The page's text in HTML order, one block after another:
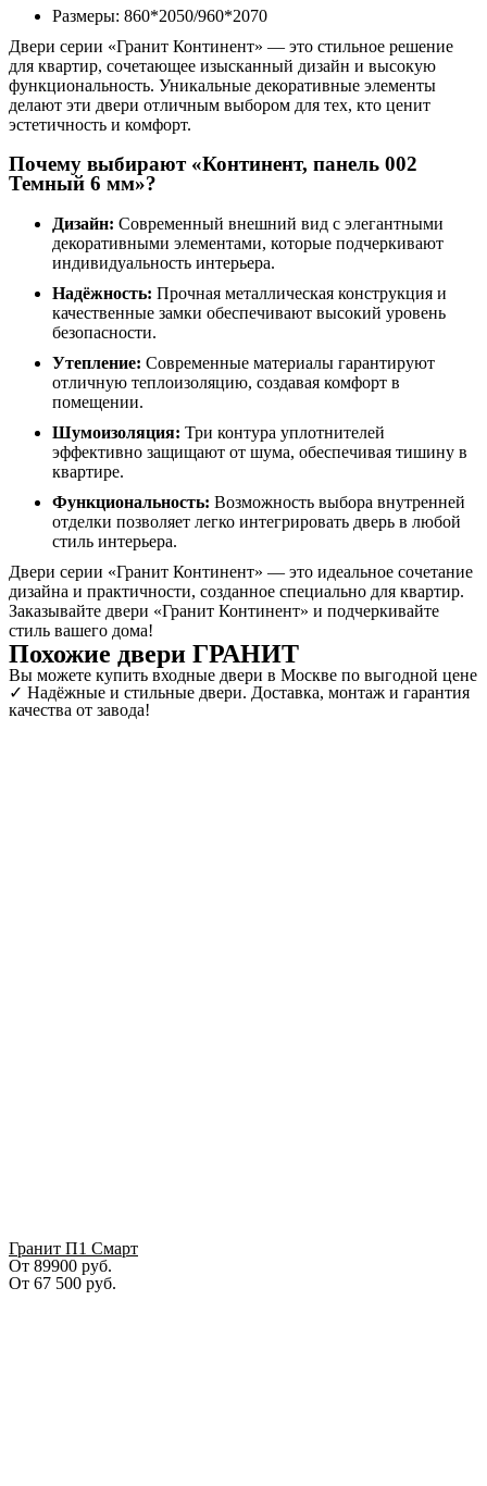
Размеры: 860*2050/960*2070
Двери серии «Гранит Континент» — это стильное решение
для квартир, сочетающее изысканный дизайн и высокую
функциональность. Уникальные декоративные элементы
делают эти двери отличным выбором для тех, кто ценит
эстетичность и комфорт.
Почему выбирают «Континент, панель 002
Темный 6 мм»?
Дизайн: Современный внешний вид с элегантными
декоративными элементами, которые подчеркивают
индивидуальность интерьера.
Надёжность: Прочная металлическая конструкция и
качественные замки обеспечивают высокий уровень
безопасности.
Утепление: Современные материалы гарантируют
отличную теплоизоляцию, создавая комфорт в
помещении.
Шумоизоляция: Три контура уплотнителей
эффективно защищают от шума, обеспечивая тишину в
квартире.
Функциональность: Возможность выбора внутренней
отделки позволяет легко интегрировать дверь в любой
стиль интерьера.
Двери серии «Гранит Континент» — это идеальное сочетание
дизайна и практичности, созданное специально для квартир.
Заказывайте двери «Гранит Континент» и подчеркивайте
стиль вашего дома!
Похожие двери ГРАНИТ
Вы можете купить входные двери в Москве по выгодной цене
✓ Надёжные и стильные двери. Доставка, монтаж и гарантия
качества от завода!
Гранит П1 Смарт
От 89900 руб.
От 67 500 руб.